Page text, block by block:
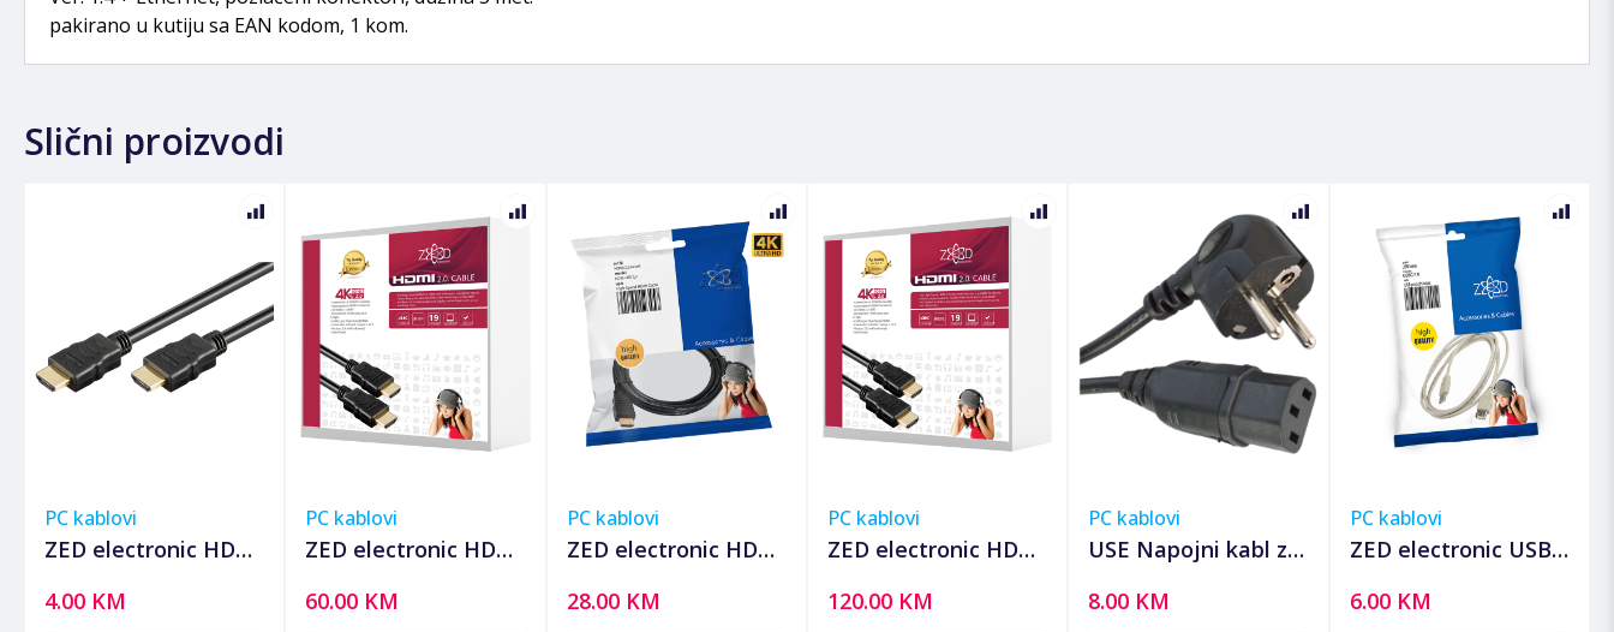
pakirano u kutiju sa EAN kodom, 1 kom.
Slični proizvodi
PC kablovi
ZED electronic HDMI
verzija 1.4, bulk - BK-
4.00 KM
PC kablovi
ZED electronic HDMI
15,0 met. - HDMI-
60.00 KM
PC kablovi
ZED electronic HDMI
7,5 met. - HDMI-
28.00 KM
PC kablovi
ZED electronic HDMI
20,0 met. - HDMI-
120.00 KM
PC kablovi
USE Napojni kabl za
metara - N 5
8.00 KM
PC kablovi
ZED electronic USB
dužina 1.8 metara -
6.00 KM